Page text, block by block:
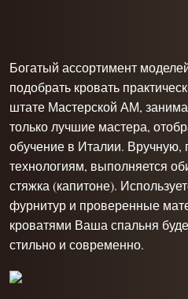
Богатый ассортимент
подобрать кровать
штате Мастерской АМ,
только лучшие мастера,
обучение в Италии. Вручную,
технологиям, выполняется
стяжка (капитоне).
фурнитур и проверенные
кроватями Ваша спальня
стильно и современно.